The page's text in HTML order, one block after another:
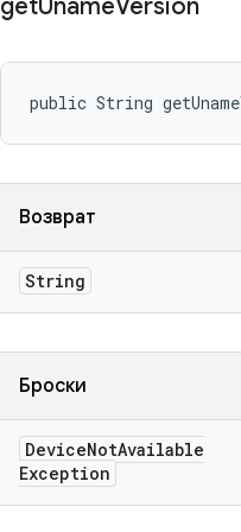
getUnameVersion
public String
Возврат
String
Броски
DeviceNotAvailable
Exception